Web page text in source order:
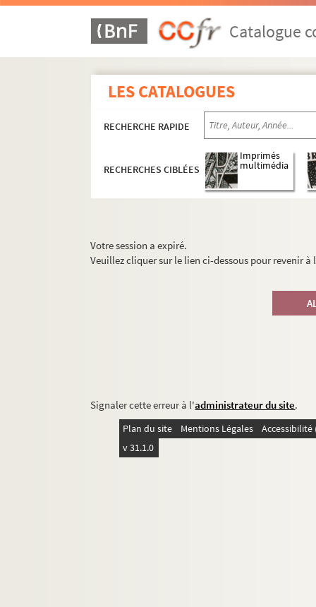
Catalogue
LES CATALOGUES
RECHERCHE RAPIDE
RECHERCHES CIBLÉES
Imprimés
multimédia
Votre session a expiré.
Veuillez cliquer sur le lien ci-dessous pour revenir
Signaler cette erreur à l'administrateur du site.
Plan du site Mentions Légales
v 31.1.0